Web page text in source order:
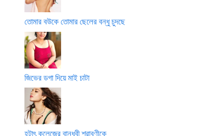
তোমার বউকে তোমার ছেলের বন্ধু চুদছে
জিভের ডগা দিয়ে মাই চাটা
হটাৎ কলেজের বান্ধবী শ্রাবণীকে